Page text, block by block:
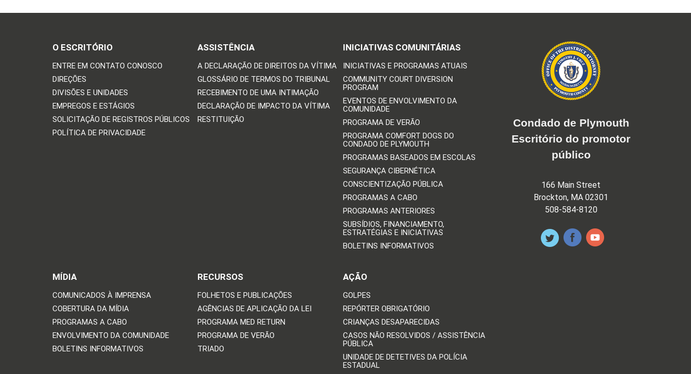
O ESCRITÓRIO
ENTRE EM CONTATO CONOSCO
DIREÇÕES
DIVISÕES E UNIDADES
EMPREGOS E ESTÁGIOS
SOLICITAÇÃO DE REGISTROS PÚBLICOS
POLÍTICA DE PRIVACIDADE
ASSISTÊNCIA
A DECLARAÇÃO DE DIREITOS DA VÍTIMA
GLOSSÁRIO DE TERMOS DO TRIBUNAL
RECEBIMENTO DE UMA INTIMAÇÃO
DECLARAÇÃO DE IMPACTO DA VÍTIMA
RESTITUIÇÃO
INICIATIVAS COMUNITÁRIAS
INICIATIVAS E PROGRAMAS ATUAIS
COMMUNITY COURT DIVERSION
PROGRAM
EVENTOS DE ENVOLVIMENTO DA
COMUNIDADE
PROGRAMA DE VERÃO
PROGRAMA COMFORT DOGS DO
CONDADO DE PLYMOUTH
PROGRAMAS BASEADOS EM ESCOLAS
SEGURANÇA CIBERNÉTICA
CONSCIENTIZAÇÃO PÚBLICA
PROGRAMAS A CABO
PROGRAMAS ANTERIORES
SUBSÍDIOS, FINANCIAMENTO,
ESTRATÉGIAS E INICIATIVAS
BOLETINS INFORMATIVOS
MÍDIA
COMUNICADOS À IMPRENSA
COBERTURA DA MÍDIA
PROGRAMAS A CABO
ENVOLVIMENTO DA COMUNIDADE
BOLETINS INFORMATIVOS
RECURSOS
FOLHETOS E PUBLICAÇÕES
AGÊNCIAS DE APLICAÇÃO DA LEI
PROGRAMA MED RETURN
PROGRAMA DE VERÃO
TRIADO
AÇÃO
GOLPES
REPÓRTER OBRIGATÓRIO
CRIANÇAS DESAPARECIDAS
CASOS NÃO RESOLVIDOS / ASSISTÊNCIA
PÚBLICA
UNIDADE DE DETETIVES DA POLÍCIA
ESTADUAL
Condado de Plymouth
Escritório do promotor
público
166 Main Street
Brockton, MA 02301
508-584-8120